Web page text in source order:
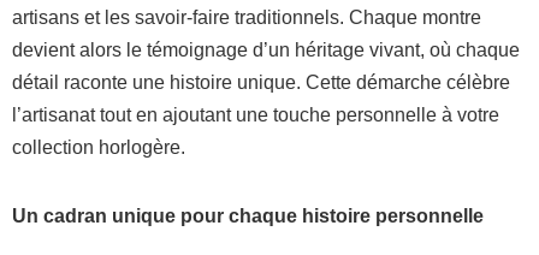
artisans et les savoir-faire traditionnels. Chaque montre
devient alors le témoignage d’un héritage vivant, où chaque
détail raconte une histoire unique. Cette démarche célèbre
l’artisanat tout en ajoutant une touche personnelle à votre
collection horlogère.
Un cadran unique pour chaque histoire personnelle